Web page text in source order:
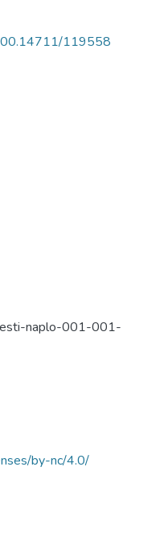
119558
naplo-001-001-
by-nc/4.0/